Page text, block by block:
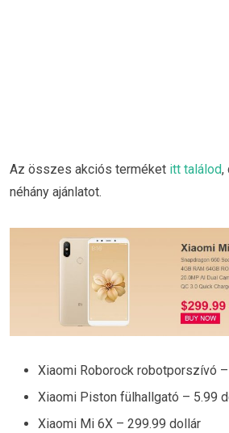
Az összes akciós terméket itt találod,
néhány ajánlatot.
Xiaomi Roborock robotporszívó
Xiaomi Piston fülhallgató – 5.99
Xiaomi Mi 6X – 299.99 dollár